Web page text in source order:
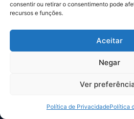
consentir ou retirar o consentimento pode
recursos e funções.
Aceitar
Negar
Ver
Política de PrivacidadePolítica
Consultoria especializada em
investigações corporativas,